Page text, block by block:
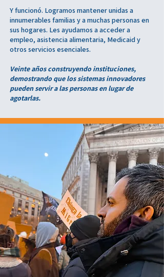
Y funcionó. Logramos mantener unidas a
innumerables familias y a muchas personas en
sus hogares. Les ayudamos a acceder a
empleo, asistencia alimentaria, Medicaid y
otros servicios esenciales.
Veinte años construyendo instituciones,
demostrando que los sistemas innovadores
pueden servir a las personas en lugar de
agotarlas.